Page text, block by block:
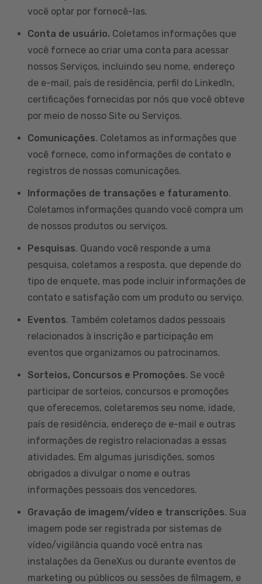
você optar por fornecê-las.
Conta de usuário. Coletamos informações que
você fornece ao criar uma conta para acessar
nossos Serviços, incluindo seu nome, endereço
de e-mail, país de residência, perfil do LinkedIn,
certificações fornecidas por nós que você obteve
por meio de nosso Site ou Serviços.
Comunicações. Coletamos as informações que
você fornece, como informações de contato e
registros de nossas comunicações.
Informações de transações e faturamento.
Coletamos informações quando você compra um
de nossos produtos ou serviços.
Pesquisas. Quando você responde a uma
pesquisa, coletamos a resposta, que depende do
tipo de enquete, mas pode incluir informações de
contato e satisfação com um produto ou serviço.
Eventos. Também coletamos dados pessoais
relacionados à inscrição e participação em
eventos que organizamos ou patrocinamos.
Sorteios, Concursos e Promoções. Se você
participar de sorteios, concursos e promoções
que oferecemos, coletaremos seu nome, idade,
país de residência, endereço de e-mail e outras
informações de registro relacionadas a essas
atividades. Em algumas jurisdições, somos
obrigados a divulgar o nome e outras
informações pessoais dos vencedores.
Gravação de imagem/vídeo e transcrições. Sua
imagem pode ser registrada por sistemas de
vídeo/vigilância quando você entra nas
instalações da GeneXus ou durante eventos de
marketing ou públicos ou sessões de filmagem, e